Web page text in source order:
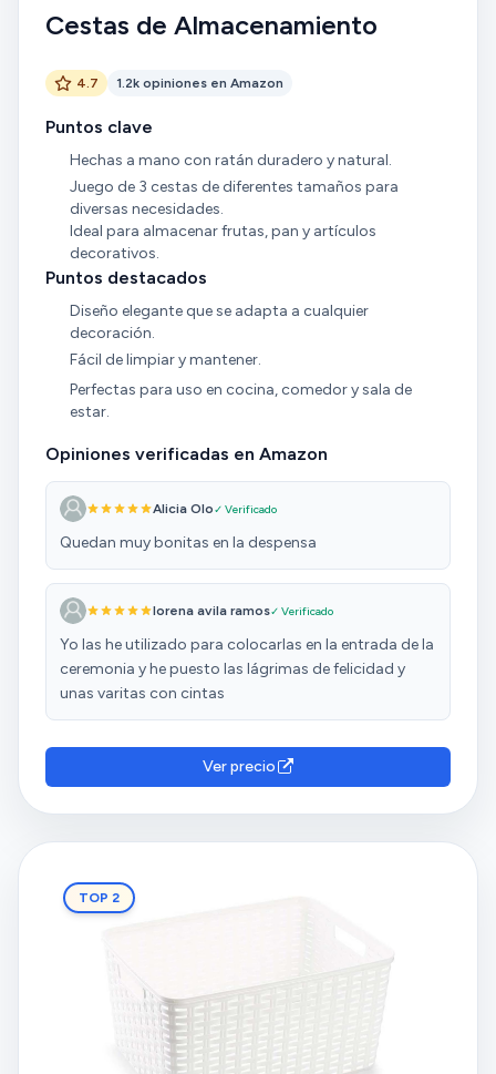
Cestas de Almacenamiento
4.7 1.2k opiniones en Amazon
Puntos clave
Hechas a mano con ratán duradero y natural.
Juego de 3 cestas de diferentes tamaños para
diversas necesidades.
Ideal para almacenar frutas, pan y artículos
decorativos.
Puntos destacados
Diseño elegante que se adapta a cualquier
decoración.
Fácil de limpiar y mantener.
Perfectas para uso en cocina, comedor y sala de
estar.
Opiniones verificadas en Amazon
Alicia Olo✓ Verificado
Quedan muy bonitas en la despensa
lorena avila ramos✓ Verificado
Yo las he utilizado para colocarlas en la entrada de la
ceremonia y he puesto las lágrimas de felicidad y
unas varitas con cintas
Ver precio
TOP 2